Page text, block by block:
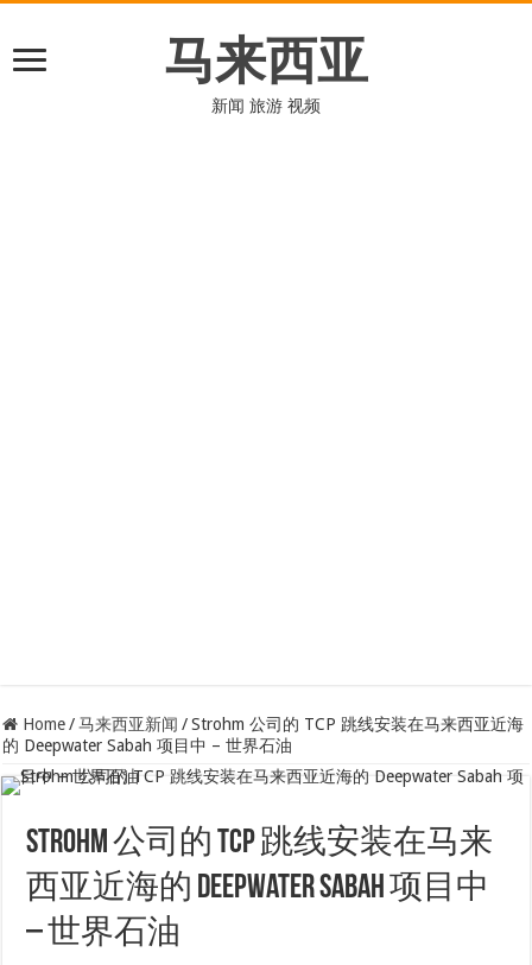
马来西亚
新闻 旅游 视频
Home / 马来西亚新闻 / Strohm 公司的 TCP 跳线安装在马来西亚近海
的 Deepwater Sabah 项目中 – 世界石油
Strohm 公司的 TCP 跳线安装在马来
西亚近海的 Deepwater Sabah 项目中
– 世界石油